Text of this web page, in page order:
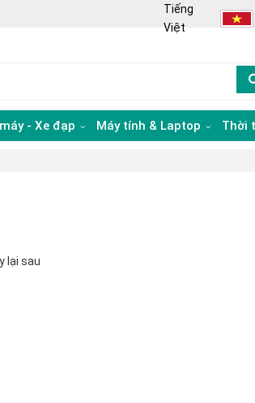
Tiếng
Việt
- Xe đạp Máy tính & Laptop Thời
lại sau